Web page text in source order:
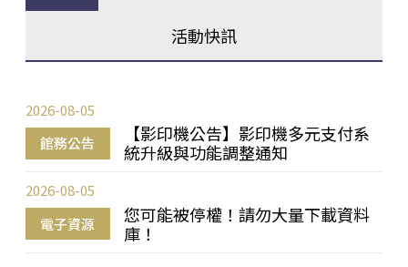
活動快訊
館務公告
【影印機公告】影印機多元支付系
統升級與功能調整通知
2026-08-05
電子資源
您可能被停權！請勿大量下載資料
庫！
2026-08-05